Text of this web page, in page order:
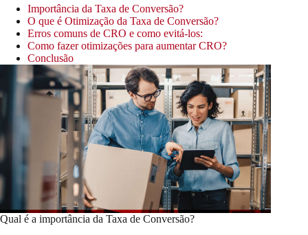
Importância da Taxa de Conversão?
O que é Otimização da Taxa de Conversão?
Erros comuns de CRO e como evitá-los:
Como fazer otimizações para aumentar CRO?
Conclusão
Qual é a importância da Taxa de Conversão?